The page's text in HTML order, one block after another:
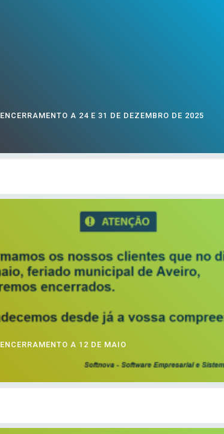
ENCERRAMENTO A 24 E 31 DE DEZEMBRO DE 2025
ENCERRAMENTO A 12 DE MAIO